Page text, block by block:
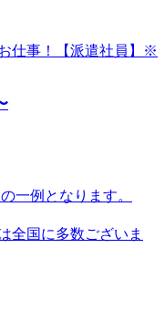
仕事！【派遣社員】※
一例となります。
全国に多数ございま